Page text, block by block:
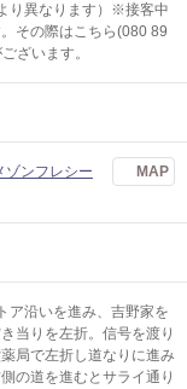
り異なります）※接客中
その際はこちら(080 89
ざいます。
ゾンフレシー
MAP
ア沿いを進み、吉野家を
当りを左折。信号を渡り
局で左折し道なりに進み
の道を進むとサライ通り